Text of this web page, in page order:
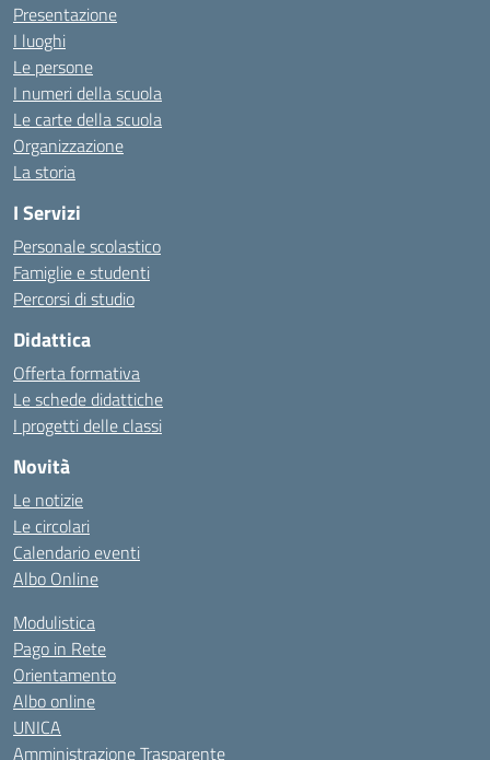
Presentazione
I luoghi
Le persone
I numeri della scuola
Le carte della scuola
Organizzazione
La storia
I Servizi
Personale scolastico
Famiglie e studenti
Percorsi di studio
Didattica
Offerta formativa
Le schede didattiche
I progetti delle classi
Novità
Le notizie
Le circolari
Calendario eventi
Albo Online
Modulistica
Pago in Rete
Orientamento
Albo online
UNICA
Amministrazione Trasparente